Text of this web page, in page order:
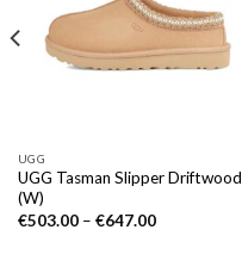
UGG
UGG Tasman Slipper Driftwood
(W)
€503.00– €647.00